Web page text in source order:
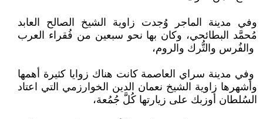
وفي مدينة الماجر وُجدت زاوية الشيخ الصالح العابد
مُحمَّد البطائحي، وكان بها نحو سبعين من فُقراء العرب
والفُرس والتُّرك والروم،
وفي مدينة سراي العاصمة كانت هناك زوايا كثيرة أهمها
وأشهرها زاوية الشيخ نعمان الدين الخوارزمي التي اعتاد
السُلطان أوزبك على زيارتها كُلَّ جُمُعة،